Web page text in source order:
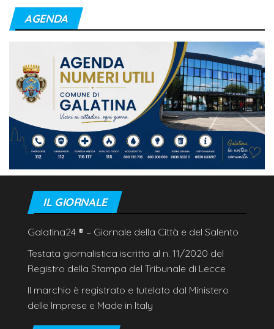
AGENDA
IL GIORNALE
Galatina24 ® – Giornale della Città e del Salento
Testata giornalistica iscritta al n. 11/2020 del
Registro della Stampa del Tribunale di Lecce
Il marchio è registrato e tutelato dal Ministero
delle Imprese e Made in Italy